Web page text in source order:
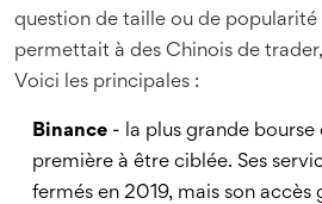
question de taille ou de popularité
permettait à des Chinois de
Voici les principales :
Binance - la plus grande bourse
première à être ciblée. Ses
fermés en 2019, mais son